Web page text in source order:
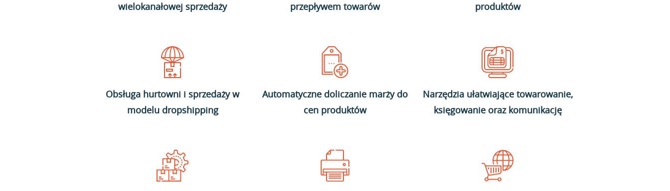
wielokanałowej sprzedaży
przepływem towarów
produktów
Obsługa hurtowni i sprzedaży w
modelu dropshipping
Automatyczne doliczanie marży do
cen produktów
Narzędzia ułatwiające towarowanie,
księgowanie oraz komunikację